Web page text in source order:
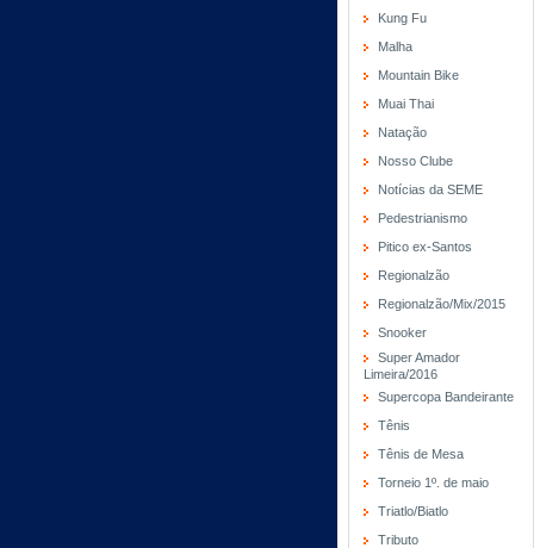
Kung Fu
Malha
Mountain Bike
Muai Thai
Natação
Nosso Clube
Notícias da SEME
Pedestrianismo
Pitico ex-Santos
Regionalzão
Regionalzão/Mix/2015
Snooker
Super Amador
Limeira/2016
Supercopa Bandeirante
Tênis
Tênis de Mesa
Torneio 1º. de maio
Triatlo/Biatlo
Tributo